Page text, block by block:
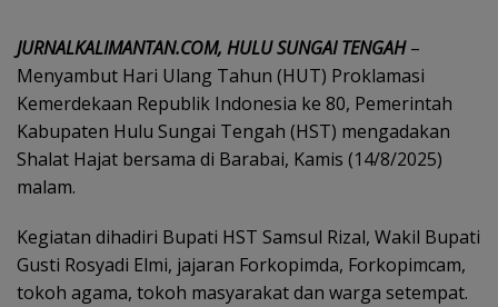
JURNALKALIMANTAN.COM, HULU SUNGAI TENGAH–
Menyambut Hari Ulang Tahun (HUT) Proklamasi
Kemerdekaan Republik Indonesia ke 80, Pemerintah
Kabupaten Hulu Sungai Tengah (HST) mengadakan
Shalat Hajat bersama di Barabai, Kamis (14/8/2025)
malam.
Kegiatan dihadiri Bupati HST Samsul Rizal, Wakil Bupati
Gusti Rosyadi Elmi, jajaran Forkopimda, Forkopimcam,
tokoh agama, tokoh masyarakat dan warga setempat.